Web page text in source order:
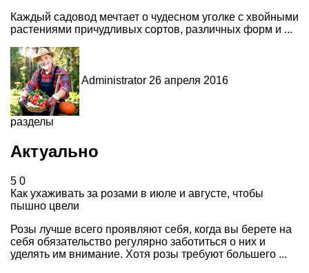
Каждый садовод мечтает о чудесном уголке с хвойными
растениями причудливых сортов, различных форм и ...
Administrator 26 апреля 2016
разделы
Актуально
5 0
Как ухаживать за розами в июле и августе, чтобы
пышно цвели
Розы лучше всего проявляют себя, когда вы берете на
себя обязательство регулярно заботиться о них и
уделять им внимание. Хотя розы требуют большего ...